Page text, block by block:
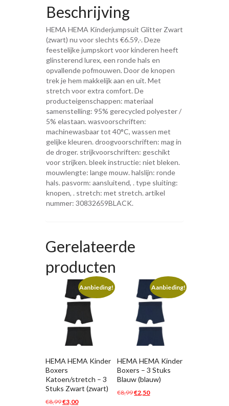
Beschrijving
HEMA HEMA Kinderjumpsuit Glitter Zwart
(zwart) nu voor slechts €6.59,-. Deze
feestelijke jumpskort voor kinderen heeft
glinsterend lurex, een ronde hals en
opvallende pofmouwen. Door de knopen
trek je hem makkelijk aan en uit. Met
stretch voor extra comfort. De
producteigenschappen: materiaal
samenstelling: 95% gerecycled polyester /
5% elastaan. wasvoorschriften:
machinewasbaar tot 40°C, wassen met
gelijke kleuren. droogvoorschriften: mag in
de droger. strijkvoorschriften: geschikt
voor strijken. bleek instructie: niet bleken.
mouwlengte: lange mouw. halslijn: ronde
hals. pasvorm: aansluitend, . type sluiting:
knopen, . stretch: met stretch. artikel
nummer: 30832659BLACK.
Gerelateerde
producten
Aanbieding!
HEMA HEMA Kinder
Boxers
Katoen/stretch – 3
Stuks Zwart (zwart)
€8,99Oorspronkelijke
€3,00Huidige
Aanbieding!
HEMA HEMA Kinder
Boxers – 3 Stuks
Blauw (blauw)
€8,99Oorspronkelijke
€2,50Huidige